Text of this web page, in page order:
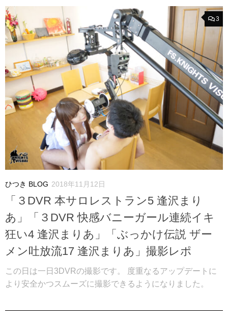
3
ひつき BLOG 2018年11月12日
「３DVR 本サロレストラン5 逢沢まり
あ」「３DVR 快感バニーガール連続イキ
狂い4 逢沢まりあ」「ぶっかけ伝説 ザー
メン吐放流17 逢沢まりあ」撮影レポ
この日は一日3DVRの撮影です。 度重なるアップデートに
より安全かつスムーズに撮影できるようになりました。